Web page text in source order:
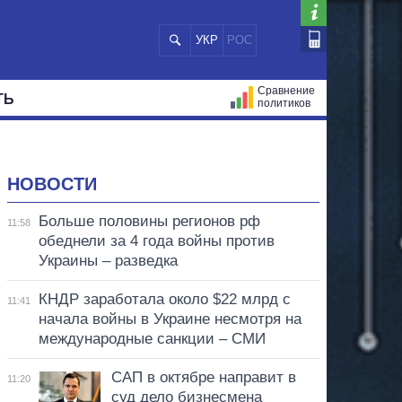
УКР РОС
Сравнение
политиков
НОВОСТИ
11:58
Больше половины регионов рф
обеднели за 4 года войны против
Украины – разведка
11:41
КНДР заработала около $22 млрд с
начала войны в Украине несмотря на
международные санкции – СМИ
11:20
САП в октябре направит в
суд дело бизнесмена